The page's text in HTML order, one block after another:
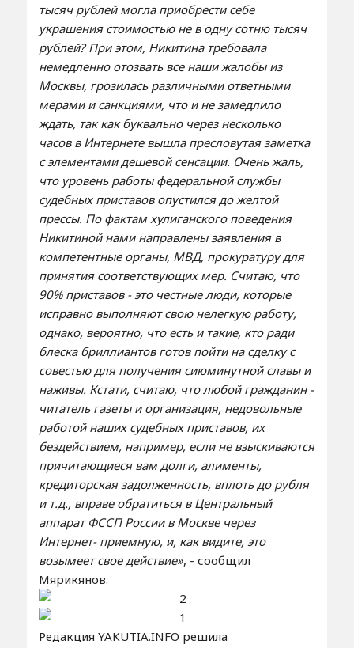
тысяч рублей могла приобрести себе
украшения стоимостью не в одну сотню тысяч
рублей? При этом, Никитина требовала
немедленно отозвать все наши жалобы из
Москвы, грозилась различными ответными
мерами и санкциями, что и не замедлило
ждать, так как буквально через несколько
часов в Интернете вышла пресловутая заметка
с элементами дешевой сенсации. Очень жаль,
что уровень работы федеральной службы
судебных приставов опустился до желтой
прессы. По фактам хулиганского поведения
Никитиной нами направлены заявления в
компетентные органы, МВД, прокуратуру для
принятия соответствующих мер. Считаю, что
90% приставов - это честные люди, которые
исправно выполняют свою нелегкую работу,
однако, вероятно, что есть и такие, кто ради
блеска бриллиантов готов пойти на сделку с
совестью для получения сиюминутной славы и
наживы. Кстати, считаю, что любой гражданин -
читатель газеты и организация, недовольные
работой наших судебных приставов, их
бездействием, например, если не взыскиваются
причитающиеся вам долги, алименты,
кредиторская задолженность, вплоть до рубля
и т.д., вправе обратиться в Центральный
аппарат ФССП России в Москве через
Интернет- приемную, и, как видите, это
возымеет свое действие», - сообщил
Мярикянов.
Редакция YAKUTIA.INFO решила